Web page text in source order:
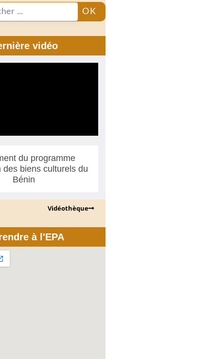
OK
vidéo
du programme
des biens culturels du
Bénin
Vidéothèque
à l'EPA